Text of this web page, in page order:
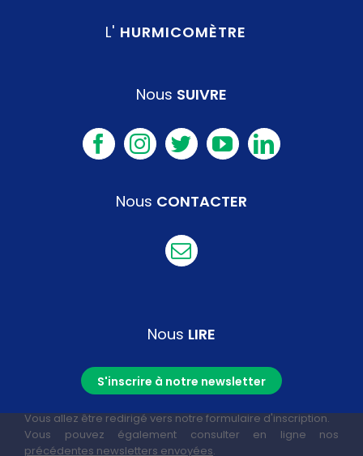
L' HURMICOMÈTRE
Nous SUIVRE
Nous CONTACTER
Nous LIRE
S'inscrire à notre newsletter
Vous allez être redirigé vers notre formulaire d'inscription.
Vous pouvez également consulter en ligne nos
précédentes newsletters envoyées.